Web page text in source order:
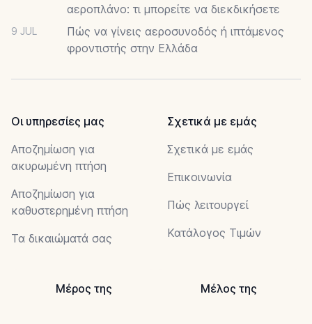
αεροπλάνο: τι μπορείτε να διεκδικήσετε
9 JUL
Πώς να γίνεις αεροσυνοδός ή ιπτάμενος
φροντιστής στην Ελλάδα
Οι υπηρεσίες μας
Αποζημίωση για
ακυρωμένη πτήση
Αποζημίωση για
καθυστερημένη πτήση
Τα δικαιώματά σας
Σχετικά με εμάς
Σχετικά με εμάς
Επικοινωνία
Πώς λειτουργεί
Κατάλογος Τιμών
Μέρος της Μέλος της